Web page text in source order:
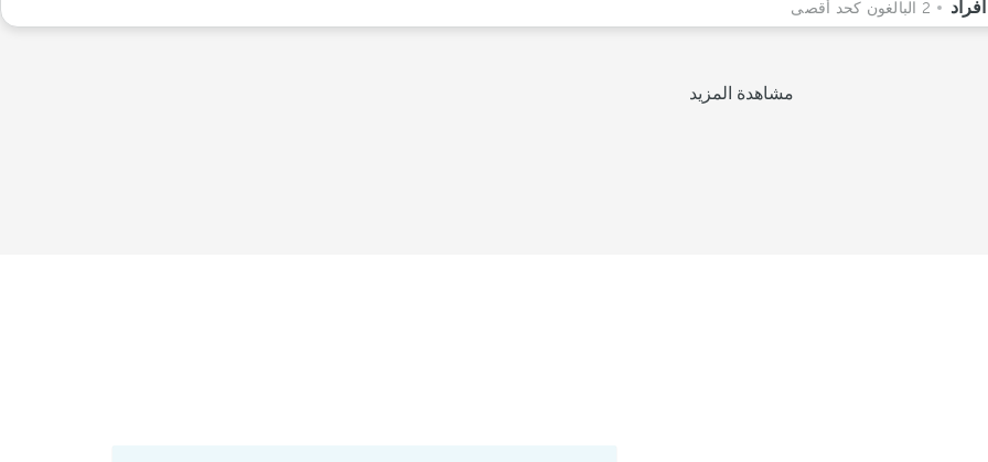
2 البالغون كحد أقصى
مشاهدة المزيد